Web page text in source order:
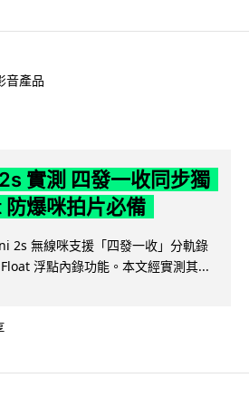
音產品
實測 四發一收同步獨
爆咪拍片必備
2s 無線咪支援「四發一收」分軌錄
浮點內錄功能。本文經實測其...